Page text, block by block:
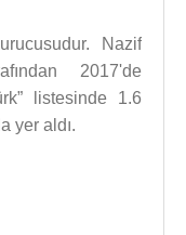
Nazif
2017'de
listesinde 1.6
yer aldı.